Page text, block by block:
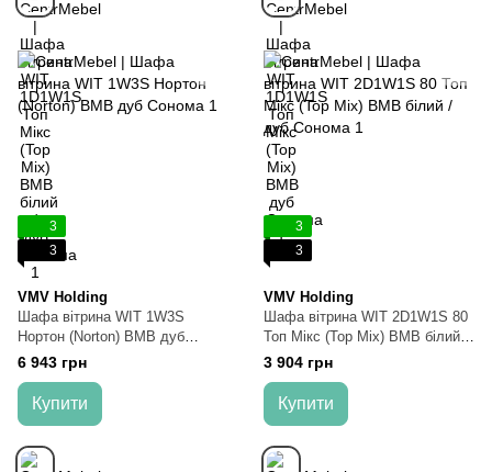
3
3
VMV Holding
Шафа вітрина WIT 1W3S
Нортон (Norton) ВМВ дуб
Сонома
6 943 грн
Купити
3
3
VMV Holding
Шафа вітрина WIT 2D1W1S 80
Топ Мікс (Top Mix) ВМВ білий /
дуб Сонома
3 904 грн
Купити